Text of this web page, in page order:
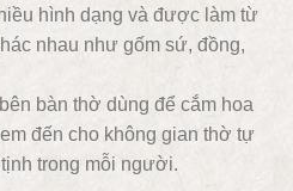
hình dạng và được làm từ
nhau như gốm sứ, đồng,
bàn thờ dùng để cắm hoa
đến cho không gian thờ tự
trong mỗi người.